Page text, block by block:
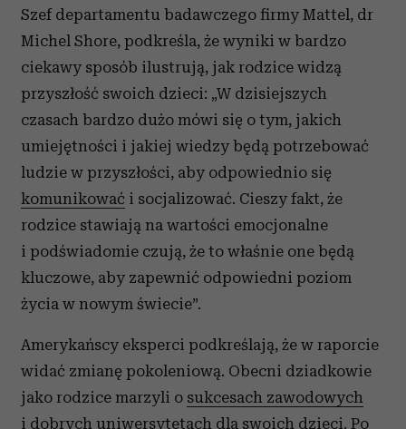
Szef departamentu badawczego firmy Mattel, dr
Michel Shore, podkreśla, że wyniki w bardzo
ciekawy sposób ilustrują, jak rodzice widzą
przyszłość swoich dzieci: „W dzisiejszych
czasach bardzo dużo mówi się o tym, jakich
umiejętności i jakiej wiedzy będą potrzebować
ludzie w przyszłości, aby odpowiednio się
komunikować i socjalizować. Cieszy fakt, że
rodzice stawiają na wartości emocjonalne
i podświadomie czują, że to właśnie one będą
kluczowe, aby zapewnić odpowiedni poziom
życia w nowym świecie”.
Amerykańscy eksperci podkreślają, że w raporcie
widać zmianę pokoleniową. Obecni dziadkowie
jako rodzice marzyli o sukcesach zawodowych
i dobrych uniwersytetach dla swoich dzieci. Po